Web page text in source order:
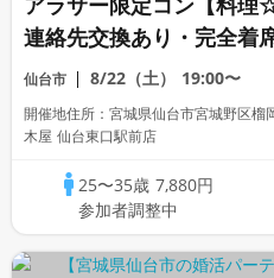
連絡先交換あり・完全着
数・初参加も大歓迎☆プ
☆
仙台市 8/22（土） 19:00〜
開催地住所：宮城県仙台市宮城野区
木屋 仙台東口駅前店
25〜35歳 7,880円
参加者調整中